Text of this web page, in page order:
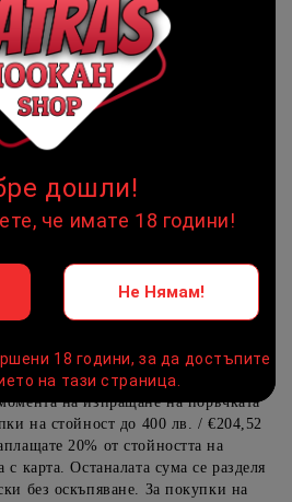
изберете броя вноски на кредита.
е с информационна цел. Добавете
с бутона "Добави в количката" и
изберете броя вноски на кредита.
е с информационна цел. Добавете
с бутона "Добави в количката" и
изберете броя вноски на кредита.
с бутона "Добави в количката" и
изберете броя вноски на кредита.
Вие я получавате и разполагате с
тях:
на изпращане на поръчката
на стойност до 400 лв. / €204,52
20% от стойността на
карта. Останалата сума се разделя
без оскъпяване. За покупки на
дошли!
че имате 18 години!
Не Нямам!
18 години, за да достъпите
на тази страница.